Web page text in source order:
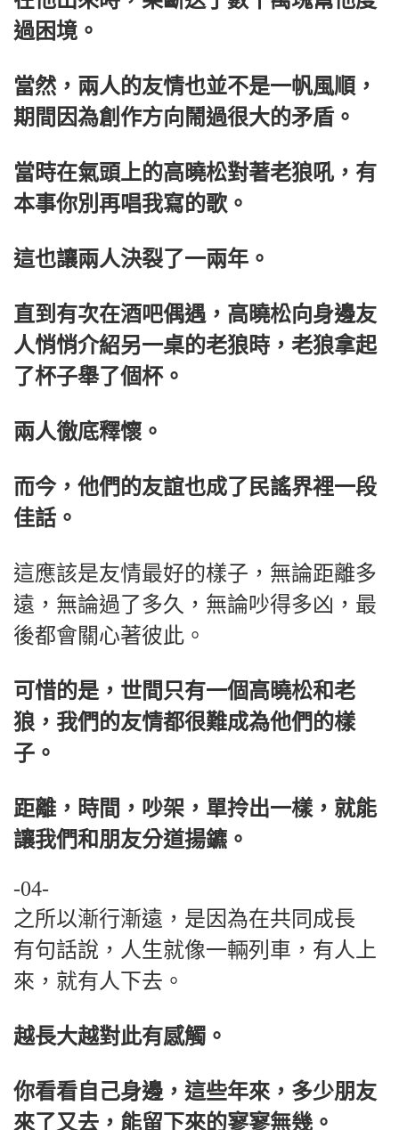
過困境。
當然，兩人的友情也並不是一帆風順，
期間因為創作方向鬧過很大的矛盾。
當時在氣頭上的高曉松對著老狼吼，有
本事你別再唱我寫的歌。
這也讓兩人決裂了一兩年。
直到有次在酒吧偶遇，高曉松向身邊友
人悄悄介紹另一桌的老狼時，老狼拿起
了杯子舉了個杯。
兩人徹底釋懷。
而今，他們的友誼也成了民謠界裡一段
佳話。
這應該是友情最好的樣子，無論距離多
遠，無論過了多久，無論吵得多凶，最
後都會關心著彼此。
可惜的是，世間只有一個高曉松和老
狼，我們的友情都很難成為他們的樣
子。
距離，時間，吵架，單拎出一樣，就能
讓我們和朋友分道揚鑣。
-04-
之所以漸行漸遠，是因為在共同成長
有句話說，人生就像一輛列車，有人上
來，就有人下去。
越長大越對此有感觸。
你看看自己身邊，這些年來，多少朋友
來了又去，能留下來的寥寥無幾。